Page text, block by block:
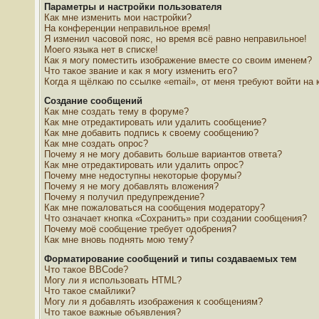
Параметры и настройки пользователя
Как мне изменить мои настройки?
На конференции неправильное время!
Я изменил часовой пояс, но время всё равно неправильное!
Моего языка нет в списке!
Как я могу поместить изображение вместе со своим именем?
Что такое звание и как я могу изменить его?
Когда я щёлкаю по ссылке «email», от меня требуют войти на
Создание сообщений
Как мне создать тему в форуме?
Как мне отредактировать или удалить сообщение?
Как мне добавить подпись к своему сообщению?
Как мне создать опрос?
Почему я не могу добавить больше вариантов ответа?
Как мне отредактировать или удалить опрос?
Почему мне недоступны некоторые форумы?
Почему я не могу добавлять вложения?
Почему я получил предупреждение?
Как мне пожаловаться на сообщения модератору?
Что означает кнопка «Сохранить» при создании сообщения?
Почему моё сообщение требует одобрения?
Как мне вновь поднять мою тему?
Форматирование сообщений и типы создаваемых тем
Что такое BBCode?
Могу ли я использовать HTML?
Что такое смайлики?
Могу ли я добавлять изображения к сообщениям?
Что такое важные объявления?